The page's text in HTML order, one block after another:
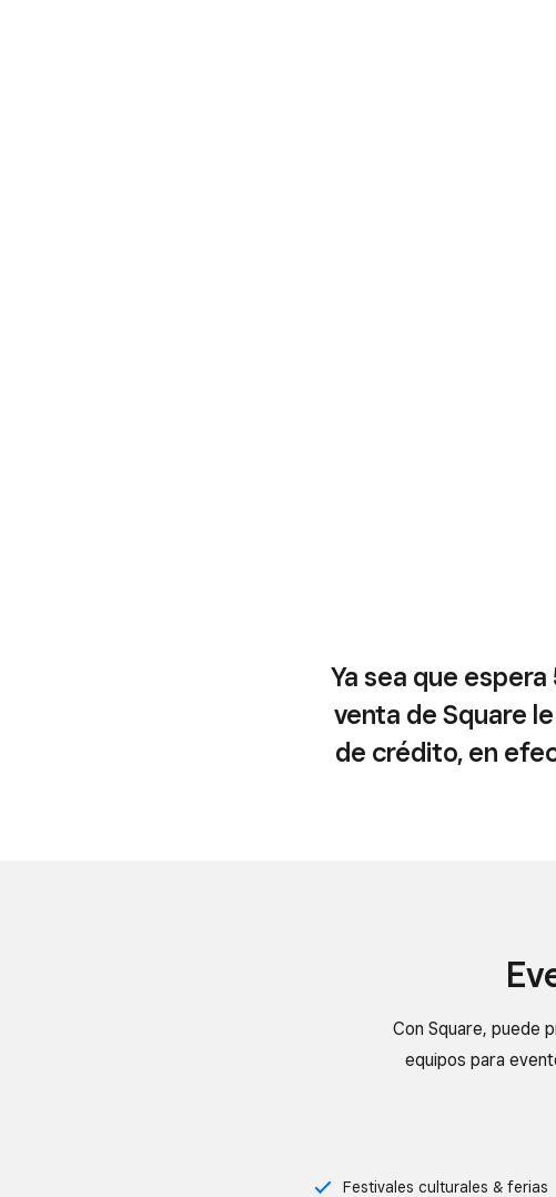
Ya sea que
venta de Square
de crédito, en
Con Square, puede
equipos para
Festivales culturales & ferias